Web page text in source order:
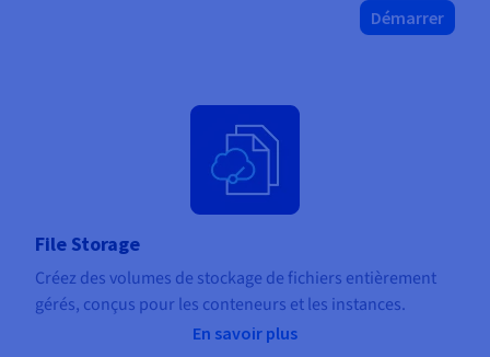
Démarrer
File Storage
Créez des volumes de stockage de fichiers entièrement
gérés, conçus pour les conteneurs et les instances.
En savoir plus